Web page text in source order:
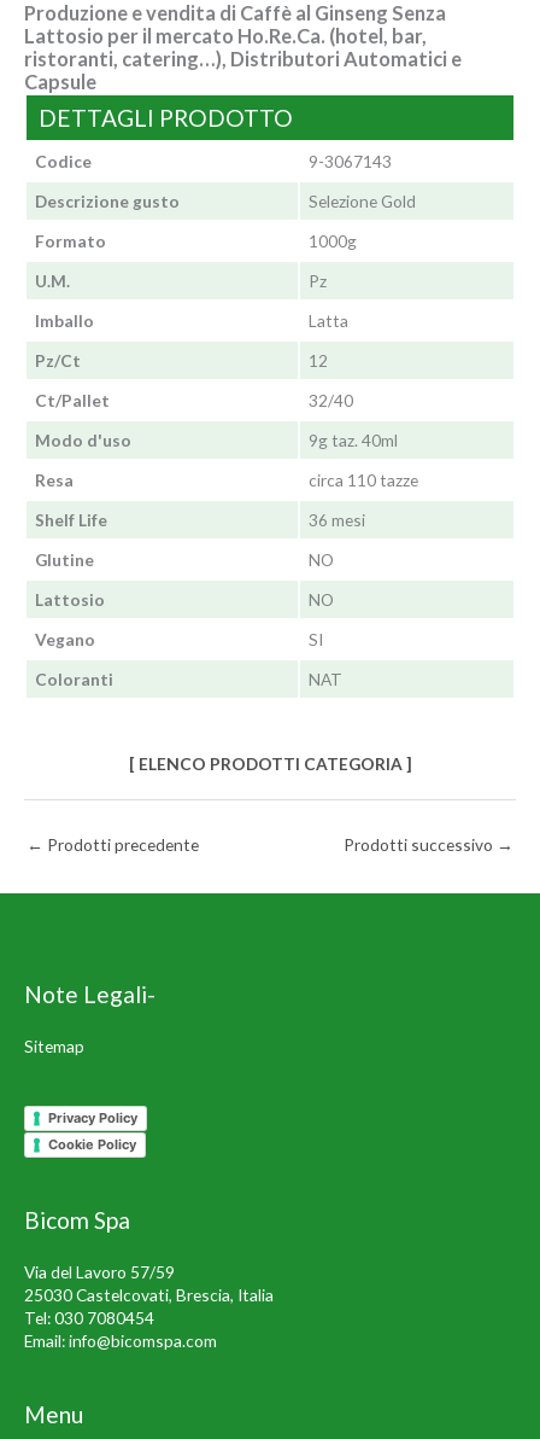
Produzione e vendita di Caffè al Ginseng Senza
Lattosio per il mercato Ho.Re.Ca. (hotel, bar,
ristoranti, catering…), Distributori Automatici e
Capsule
DETTAGLI PRODOTTO
Codice
9-3067143
Descrizione gusto
Selezione Gold
Formato
1000g
U.M.
Pz
Imballo
Latta
Pz/Ct
12
Ct/Pallet
32/40
Modo d'uso
9g taz. 40ml
Resa
circa 110 tazze
Shelf Life
36 mesi
Glutine
NO
Lattosio
NO
Vegano
SI
Coloranti
NAT
[ ELENCO PRODOTTI CATEGORIA ]
← Prodotti precedente Prodotti successivo →
Note Legali-
Sitemap
Privacy Policy
Cookie Policy
Bicom Spa
Via del Lavoro 57/59
25030 Castelcovati, Brescia, Italia
Tel:030 7080454
Email:info@bicomspa.com
Menu